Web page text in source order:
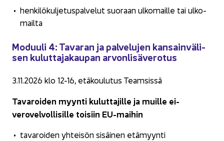
hen­ki­lö­kul­je­tus­pal­ve­lut suo­raan ul­ko­mail­le tai ul­ko­
mail­ta
Mo­duu­li 4: Ta­va­ran ja pal­ve­lu­jen kan­sain­vä­li­
sen ku­lut­ta­ja­kau­pan ar­von­li­sä­ve­ro­tus
3.11.2026 klo 12-16, etä­kou­lu­tus Team­sis­sä
Ta­va­roi­den myyn­ti ku­lut­ta­jil­le ja muil­le ei-​
verovelvollisille toi­siin EU-​maihin
ta­va­roi­den yh­tei­sön si­säi­nen etä­myyn­ti